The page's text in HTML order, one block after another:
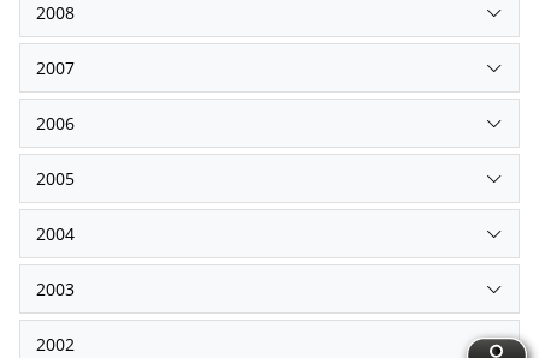
2008
2007
2006
2005
2004
2003
2002